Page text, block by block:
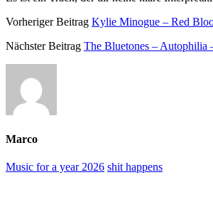
Vorheriger Beitrag Kylie Minogue – Red
Nächster Beitrag The Bluetones – Autophilia
Marco
Music for a year 2026 shit happens